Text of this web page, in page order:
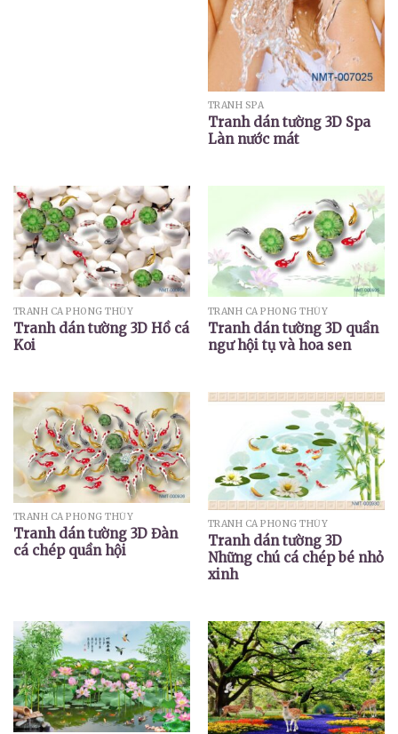
TRANH SPA
Tranh dán tường 3D Spa
Làn nước mát
TRANH CÁ PHONG THỦY
Tranh dán tường 3D Hồ cá
Koi
TRANH CÁ PHONG THỦY
Tranh dán tường 3D quần
ngư hội tụ và hoa sen
TRANH CÁ PHONG THỦY
Tranh dán tường 3D Đàn
cá chép quần hội
TRANH CÁ PHONG THỦY
Tranh dán tường 3D
Những chú cá chép bé nhỏ
xinh